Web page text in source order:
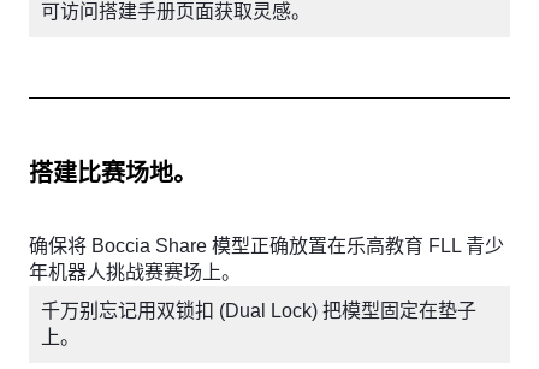
可访问搭建手册页面获取灵感。
搭建比赛场地。
确保将 Boccia Share 模型正确放置在乐高教育 FLL 青少
年机器人挑战赛赛场上。
千万别忘记用双锁扣 (Dual Lock) 把模型固定在垫子
上。